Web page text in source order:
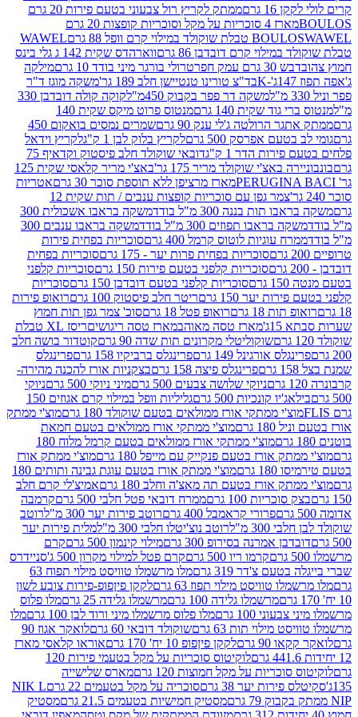
גרם
ממתק לקריץ רול צבעוני בטעם פירות 20 גרם
מארז 4 סוכריות על מקל וסוכריות קופצות 20 גרם
WAWEL
קרם דובדבן 86 גרם
ווארהדס שקית 142 ג גלי בינס
דבש 30 גרם עמק חפר
טרולי בורגר מיני בודד 10 גרם
מילקה
בד"צ טורינו טנטיישן חלב 189 גר'
משקה מוגז ד"ר
משקה דר פפר בקבוק 450מ"ל
קוקה קולה דובדבן 330
גוד שקית 140 גרם
מנטוס פרוט מיקס שקית 140
הרולטה ג'לי ענק 90 גרם
שמרים נמסים בואקום 450
אפרסק 500 גרם
לקריץ בלוק לבן 1 ק"ג
לקריץ וידאל
הדר 1 ק"ג
דובאי שוקולד חלב פיסטוק וקדאיף 75
באצ'י שוקולד מריר 175 גר'
באצ'י מריר קלאסי שקית 125
מארז מרציפן ללא תוספת סוכר 30 גרם
אטריות
צמר גפן עם סוכריות קופצות ענבים / תות שקית 12
תות בננה 300 מ"ל בודד
משקה בראבו אשכולית 300
בראבו תפוזים 300 מ"ל בודד
משקה בראבו ענבים 300
עוגיות לוטוס קרמל 400 גרם
סוכריות בפחית פירות
סוכריות בפחית פרות יער - 175 גרם
סוכריות בפחית
סוכריות קלפני בטעם פירות 150 גרם
סוכריות קלפני
סוכריות קלפני בטעם דובדבן 150 גרם
סוכריות
יער 150 גרם
ריטר חלב פיסטוק 100 גרם
רואופ פירות
תות 18 גרם
רואופ פטל 18 גרם
סוכ' צמר גפן תות חמוץ
מארז טסה מאוהב מארז טסה ריגושים
ריסז XL טבלת
שוקוליטלי מקרונים תות שדה 90 גרם
קוטדור בושה חלב
אורגינל 149 גרם
פרינגלס ברביקיו 158 גרם
פרינגלס
פרינגלס פיצה 158 גרם
בצקניות אורז להכנה מהירה-
ניוקי שלושה צבעים 500 גרם
מיני ניוקי 500 גרם
ניוקי
קונכיות 500 גרם
גליליות וופל במילוי קרם אגוזים 150
ממתקי אורז ממולאים בטעם שוקולד 180 גרם
מוצ'י ממתק
גרם
מוצ'י ממתקי אורז ממולאים בטעם חמאת
מוצ'י ממתקי אורז ממולאים בטעם קרמל מלוח 180
אורז בטעם פנקייק עם מייפל 180 גרם
מוצ'י ממתק אורז
גרם
מוצ'י ממתק אורז בטעם עוגת גבינה ותותים 180
אורז בטעם תה מאצ'ה וחלב 180 גרם
אמיצ'לי קרם חלב
סוכריות 100 גרם
ממרח דובאי פטל חלבי 500 גרם
קרמבה
פרורי קראמבל 400 גרם
רוטב פירות יער 300 מ"ל
רוטב
300 מ"ל
רוטב נוצ'יטלו חלבי 300 מ"ל
מלית פירות יער
אמרנה בסירופ 300 גרם
מילוי קינמון 500 גרם
קרם
קרמו ריו 500 גרם
קרם פטל למילוי מקרון 500 ג'
סניידרס
צ'דר 319 גרם
מלו מרשמלו טוויסט מילוי תפוח 63
טוויסט מילוי תפוז 63 גרם
לקקן פיןפופ-פירות צובע לשון
מרשמלו גלידה 100 גרם
מרשמלו גלידה 25 גרם
מלו פלוס
100 גרם
מלו פלוס מרשמלו מיני ורוד לבן 100 גרם
מלו
מילוי תות 63 גרם
שוקולד דובאי 60 גרם
לואקר אגוז 90
90 גרם
לקקן פיןפופ 10 יח' 170 גרם
אוראו קלאסי מארז
לוקיטוס סוכריות על מקל בטעמי פירות 120
על מקל חמוצות 120 גרם
מארס שלישייה
פירות יער 38 גרם
סוכריה על מקל בטעמים 22 גרם
NIK L
מסטיק חמישיות בטעמים 21.5 גרם
מסטיק